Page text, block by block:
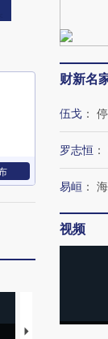
马航飞行员跨国走
财新名
伍戈 ：
罗志恒 ：
易峘 ：
视频